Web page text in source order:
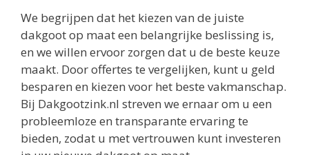
We begrijpen dat het kiezen van de juiste
dakgoot op maat een belangrijke beslissing is,
en we willen ervoor zorgen dat u de beste keuze
maakt. Door offertes te vergelijken, kunt u geld
besparen en kiezen voor het beste vakmanschap.
Bij Dakgootzink.nl streven we ernaar om u een
probleemloze en transparante ervaring te
bieden, zodat u met vertrouwen kunt investeren